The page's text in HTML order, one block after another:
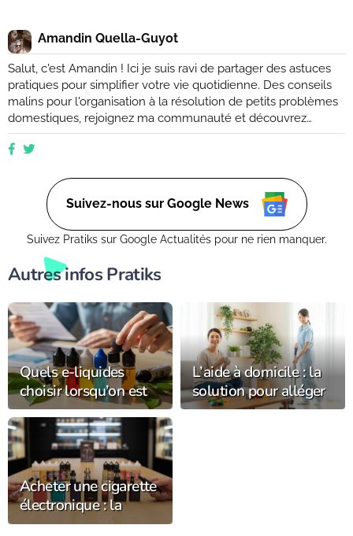
Amandin Quella-Guyot
Salut, c'est Amandin ! Ici je suis ravi de partager des astuces
pratiques pour simplifier votre vie quotidienne. Des conseils
malins pour l'organisation à la résolution de petits problèmes
domestiques, rejoignez ma communauté et découvrez
comment rendre votre quotidien plus facile et plus efficace.
Que vous soyez novice ou expert, ensemble, nous
tous les jours. (Retrouvez moi aussi sur Ctendance.fr)
Suivez-nous sur Google News
Suivez Pratiks sur Google Actualités pour ne rien manquer.
Autres infos Pratiks
Quels e-liquides
choisir lorsqu’on est
allergique ?
L’aide à domicile : la
solution pour alléger
votre quotidien
Acheter une cigarette
électronique : la
méthode pour choisir